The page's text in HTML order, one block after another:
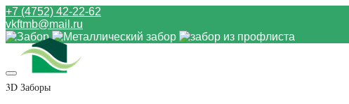
+7 (4752) 42-22-62
vkftmb@mail.ru
3D Заборы